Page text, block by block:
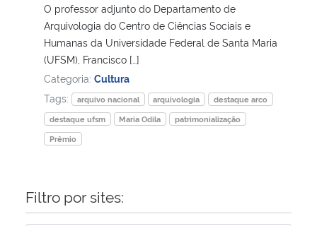
Ministério de Minas e Energia
Ministério do Meio Ambiente
Ministério do Turismo
Controladoria-Geral da União
O professor adjunto do Departamento de
Arquivologia do Centro de Ciências Sociais e
Humanas da Universidade Federal de Santa Maria
(UFSM), Francisco […]
Categoria: Cultura
Tags:
arquivo nacional arquivologia
destaque arco
destaque ufsm
Maria Odila
patrimonialização
Prêmio
Filtro por sites: